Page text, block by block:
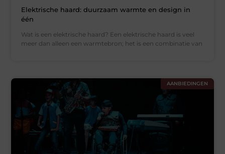
Elektrische haard: duurzaam warmte en design in
één
Wat is een elektrische haard? Een elektrische haard is veel
meer dan alleen een warmtebron; het is een combinatie van
AANBIEDINGEN